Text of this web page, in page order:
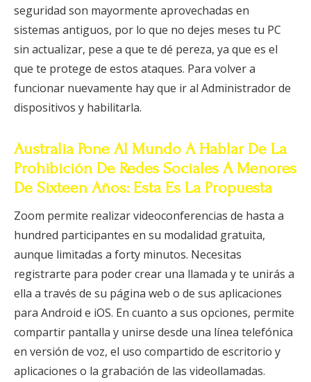
seguridad son mayormente aprovechadas en
sistemas antiguos, por lo que no dejes meses tu PC
sin actualizar, pese a que te dé pereza, ya que es el
que te protege de estos ataques. Para volver a
funcionar nuevamente hay que ir al Administrador de
dispositivos y habilitarla.
Australia Pone Al Mundo A Hablar De La
Prohibición De Redes Sociales A Menores
De Sixteen Años: Esta Es La Propuesta
Zoom permite realizar videoconferencias de hasta a
hundred participantes en su modalidad gratuita,
aunque limitadas a forty minutos. Necesitas
registrarte para poder crear una llamada y te unirás a
ella a través de su página web o de sus aplicaciones
para Android e iOS. En cuanto a sus opciones, permite
compartir pantalla y unirse desde una línea telefónica
en versión de voz, el uso compartido de escritorio y
aplicaciones o la grabación de las videollamadas.